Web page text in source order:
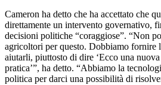
Cameron ha detto che ha accettato che
direttamente un intervento governativo,
decisioni politiche “coraggiose”. “Non
agricoltori per questo. Dobbiamo fornire
aiutarli, piuttosto di dire ‘Ecco una
pratica’”, ha detto. “Abbiamo la
politica per darci una possibilità di